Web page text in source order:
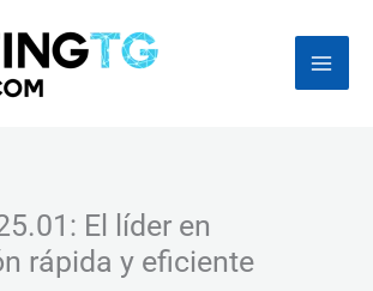
El líder en
rápida y eficiente